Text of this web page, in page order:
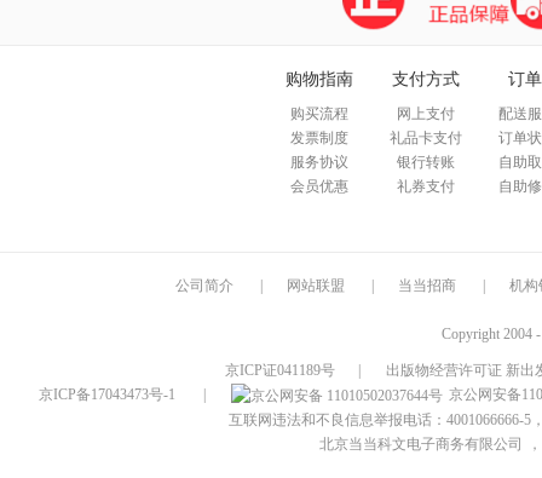
购物指南
购买流程
发票制度
服务协议
会员优惠
支付方式
网上支付
礼品卡支付
银行转账
礼券支付
订
配送
订单
自助
自助
公司简介 网站联盟 当当招商 机构
Copyright 2004
京ICP证041189号
出版物经营许可证 新出
京ICP备17043473号-1
京公网安备
互联网违法和不良信息举报电话：4001066666-5
北京当当科文电子商务有限公司